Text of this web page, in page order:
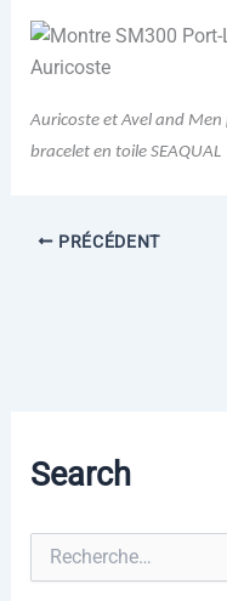
Auricoste et Avel and
bracelet en toile SEAQUAL
PRÉCÉDENT
Search